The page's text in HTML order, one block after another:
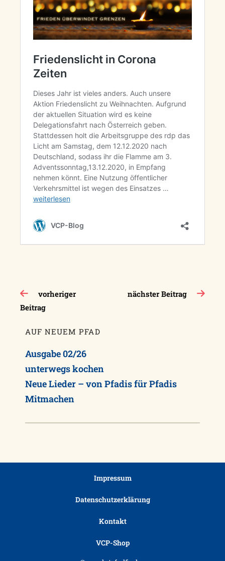
Beitragsnavigation
vorheriger
Beitrag
nächster Beitrag
AUF NEUEM PFAD
Ausgabe 02/26
unterwegs kochen
Neue Lieder – von Pfadis für Pfadis
Mitmachen
Impressum
Datenschutzerklärung
Kontakt
VCP-Shop